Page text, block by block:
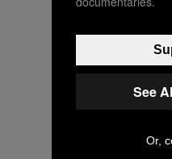
See
Or,